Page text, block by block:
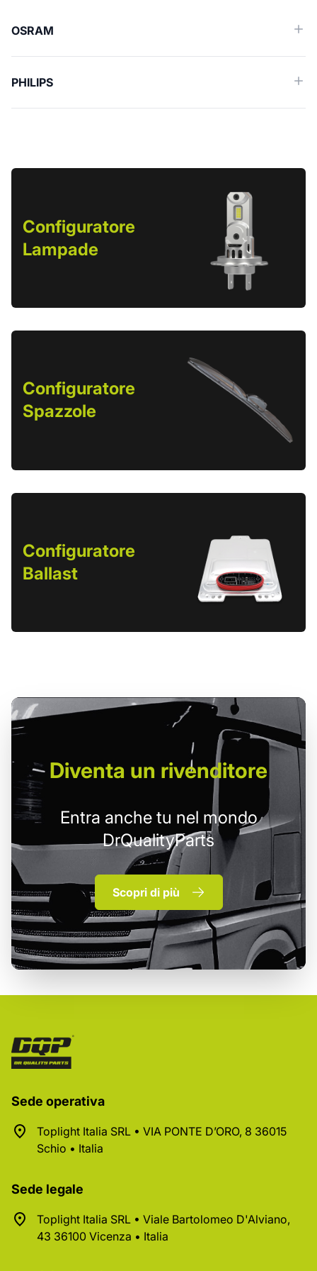
OSRAM
PHILIPS
Configuratore
Lampade
Configuratore
Spazzole
Configuratore
Ballast
Diventa un rivenditore
Entra anche tu nel mondo
DrQualityParts
Scopri di più
Sede operativa
Toplight Italia SRL • VIA PONTE D’ORO, 8 36015
Schio • Italia
Sede legale
Toplight Italia SRL • Viale Bartolomeo D'Alviano,
43 36100 Vicenza • Italia